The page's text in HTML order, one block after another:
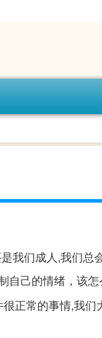
我们成人,我们总
自己的情绪，该
正常的事情,我们